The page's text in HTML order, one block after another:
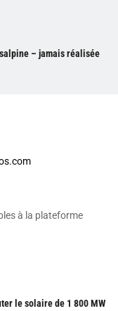
– jamais réalisée
à la plateforme
le solaire de 1 800 MW